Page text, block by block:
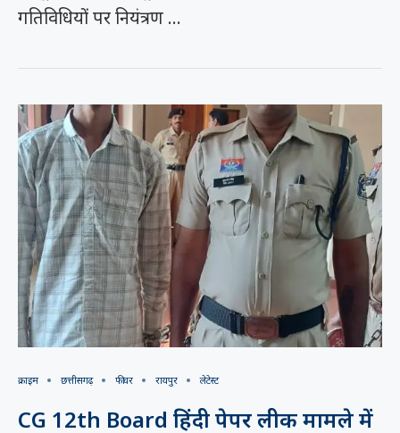
गतिविधियों पर नियंत्रण …
क्राइम छत्तीसगढ़ फीचर रायपुर लेटेस्ट
CG 12th Board हिंदी पेपर लीक मामले में